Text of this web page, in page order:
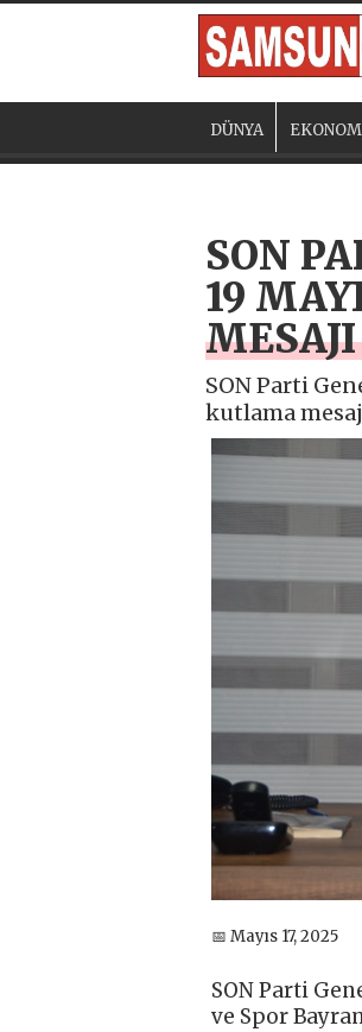
DÜNYA
SON
19
MESAJI
SON Parti
kutlama
📅 Mayıs 17, 2025
SON Parti
ve Spor